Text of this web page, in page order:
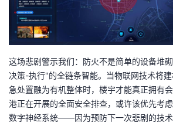
这场悲剧警示我们：防火不是简单的设备堆
决策-执行"的全链条智能。当物联网技术将
急处置融为有机整体时，楼宇才能真正拥有
港正在开展的全面安全排查，或许该优先考
数字神经系统——因为预防下一次悲剧的技